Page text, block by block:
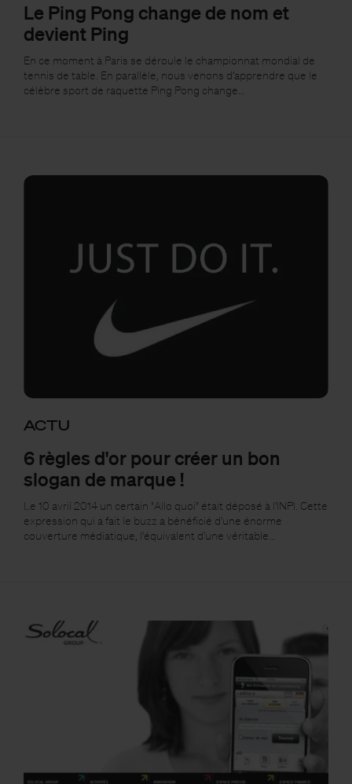
Le Ping Pong change de nom et
devient Ping
En ce moment à Paris se déroule le championnat mondial de
tennis de table. En parallèle, nous venons d’apprendre que le
célèbre sport de raquette Ping Pong change…
ACTU
6 règles d'or pour créer un bon
slogan de marque !
Le 10 avril 2014 un certain "Allo quoi" était déposé à l'INPI. Cette
expression qui a fait le buzz a bénéficié d'une énorme
couverture médiatique, l'équivalent d'une véritable…